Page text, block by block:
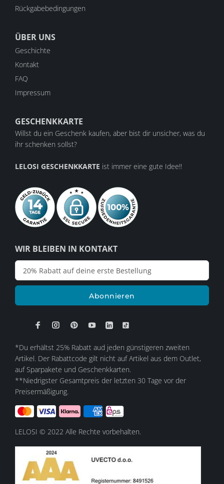
WIR BLEIBEN IN KONTAKT
Abonnieren
Rückgabebedingungen
ÜBER UNS
Geschichte
Kontakt
FAQ
Impressum
GESCHENKKARTE
Willst du ein Geschenk kaufen, aber bist dir unsicher, was du
ihr schenken sollst?
LELOSI GESCHENKKARTE ist immer eine gute Idee!!
*Du erhältst 25% Rabatt aud jeden günstigeren zweiten
Artikel. Der Rabattcode gilt nicht auf Artikel aus dem Outlet,
auf Sparpakete und Geschenkkarten.
**Niedrigster Gesamtpreis der letzten 30 Tage vor der
Preisermäßigung.
LELOSI © 2022 Alle Rechte vorbehalten.